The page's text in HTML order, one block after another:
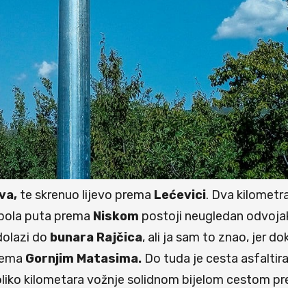
te skrenuo lijevo prema Lećevici. Dva
puta prema Niskom postoji neugledan
do bunara Rajčica, ali ja sam to znao, jer
Gornjim Matasima. Do tuda je cesta
kilometara vožnje solidnom bijelom cestom